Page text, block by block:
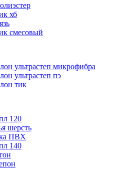
хб
смесовый
ультрастеп микрофибра
ультрастеп пэ
тик
120
шерсть
ПВХ
140